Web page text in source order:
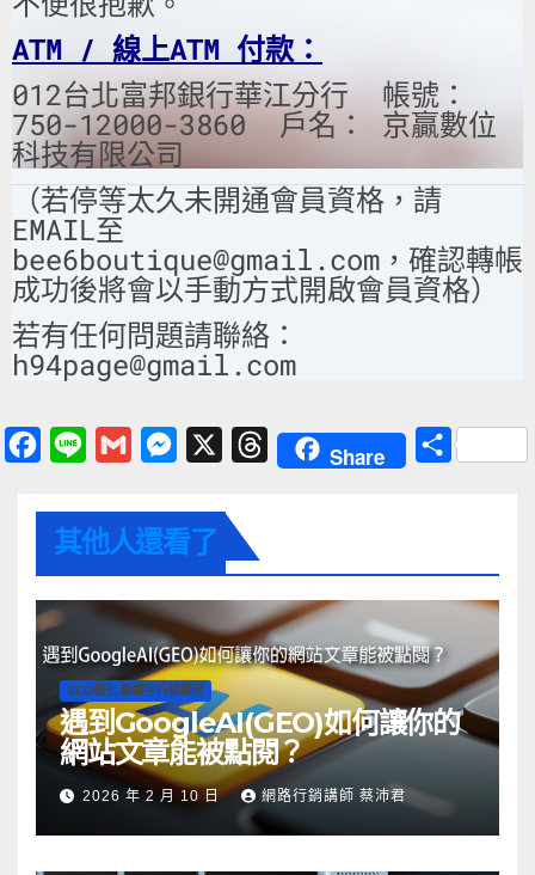
ATM / 線上ATM 付款：
012台北富邦銀行華江分行 帳號：
750-12000-3860 戶名： 京贏數位
科技有限公司
（若停等太久未開通會員資格，請
EMAIL至
bee6boutique@gmail.com，確認轉帳
成功後將會以手動方式開啟會員資格）
若有任何問題請聯絡：
h94page@gmail.com
c
o
o
n
e
a
i
s
s
n
g
e
r
T
d
s
Share
分
其他人還看了
SEO優化 關鍵字行銷課程
遇到GoogleAI(GEO)如何讓你的
網站文章能被點閱？
2026 年 2 月 10 日 網路行銷講師 蔡沛君